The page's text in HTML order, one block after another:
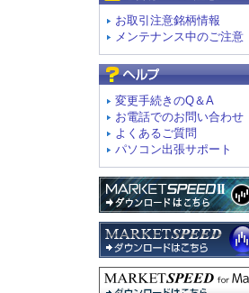
お取引注意銘柄情報
メンテナンス中のご注意
変更手続きのQ＆A
お電話でのお問い合わせ
よくあるご質問
パソコン出張サポート